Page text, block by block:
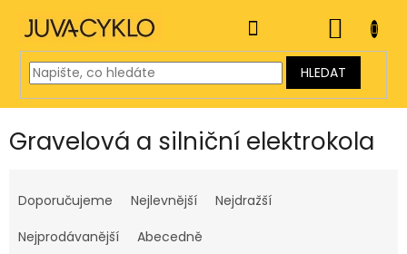
obsah
HLEDAT
KOŠÍK
Gravelová a silniční elektrokola
a
e
Doporučujeme Nejlevnější
Nejdražší
Nejprodávanější
Abecedně